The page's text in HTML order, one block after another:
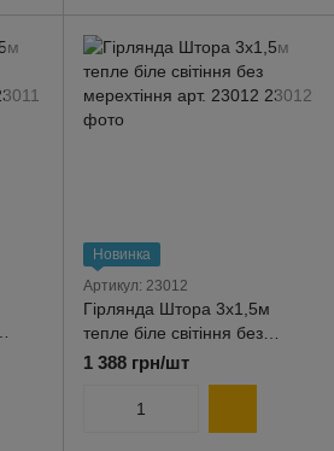
Новинка
Артикул: 23012
Гірлянда Штора 3x1,5м
тепле біле світіння без
мерехтіння арт. 23012
1 388 грн/шт